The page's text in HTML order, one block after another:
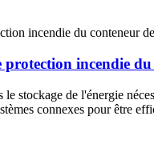
protection incendie
le stockage de l'énergie
connexes pour être